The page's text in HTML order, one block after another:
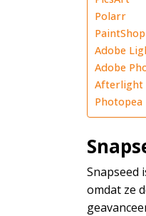
Polarr
Adobe
Adobe
Afterlight
Photopea
Snapseed
omdat ze